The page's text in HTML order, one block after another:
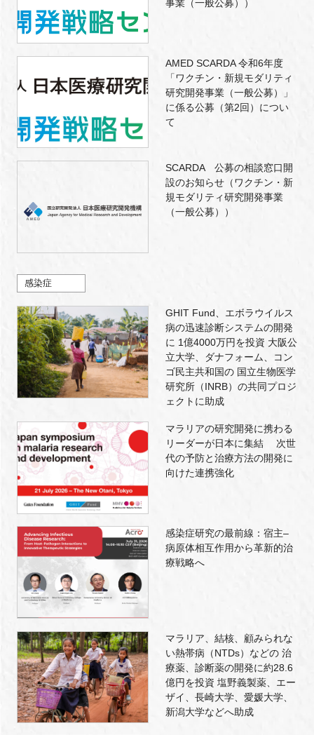
事業（一般公募））
AMED SCARDA 令和6年度
「ワクチン・新規モダリティ
研究開発事業（一般公募）」
に係る公募（第2回）につい
て
SCARDA 公募の相談窓口開
設のお知らせ（ワクチン・新
規モダリティ研究開発事業
（一般公募））
感染症
GHIT Fund、エボラウイルス
病の迅速診断システムの開発
に 1億4000万円を投資 大阪公
立大学、ダナフォーム、コン
ゴ民主共和国の 国立生物医学
研究所（INRB）の共同プロジ
ェクトに助成
マラリアの研究開発に携わる
リーダーが日本に集結 次世
代の予防と治療方法の開発に
向けた連携強化
感染症研究の最前線：宿主–
病原体相互作用から革新的治
療戦略へ
マラリア、結核、顧みられな
い熱帯病（NTDs）などの 治
療薬、診断薬の開発に約28.6
億円を投資 塩野義製薬、エー
ザイ、長崎大学、愛媛大学、
新潟大学などへ助成